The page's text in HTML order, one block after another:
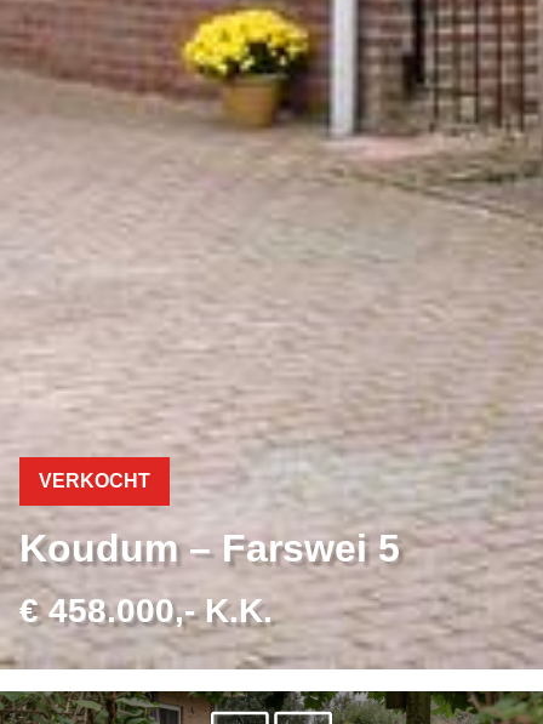
VERKOCHT
Koudum – Farswei 5
€ 458.000,- K.K.